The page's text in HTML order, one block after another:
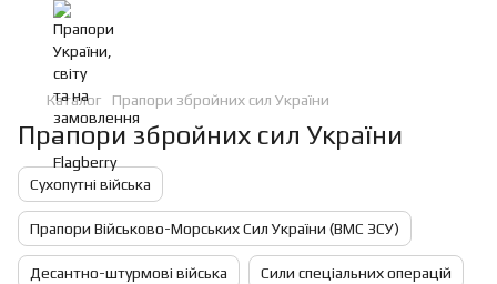
Каталог Прапори збройних сил України
Прапори збройних сил України
Сухопутні війська
Прапори Військово-Морських Сил України (ВМС ЗСУ)
Десантно-штурмові війська Сили спеціальних операцій